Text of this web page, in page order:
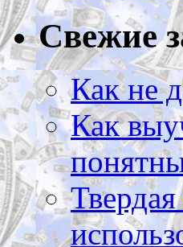
Свежие
Как не
Как